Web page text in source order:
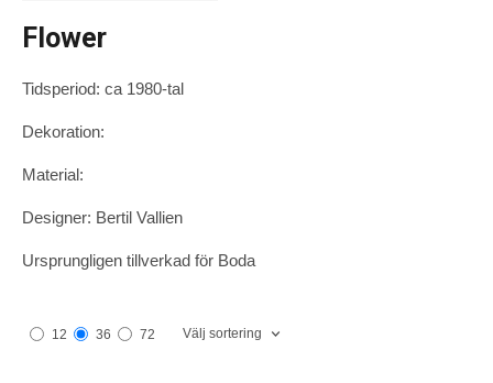
Flower
Tidsperiod: ca 1980-tal
Dekoration:
Material:
Designer: Bertil Vallien
Ursprungligen tillverkad för Boda
12 36 72 Välj sortering